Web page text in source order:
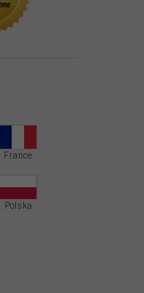
France
Polska